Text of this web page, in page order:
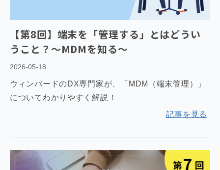
【第8回】端末を「管理する」とはどうい
うこと？～MDMを知る～
2026-05-18
ウィンバードのDX専門家が、「MDM（端末管理）」
についてわかりやすく解説！
記事を見る